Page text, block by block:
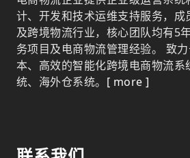
计、开发和技术运维支持服务，成
及跨境物流行业，核心团队均有5
务项目及电商物流管理经验。 致
本、高效的智能化跨境电商物流系
统、海外仓系统。 [ more ]